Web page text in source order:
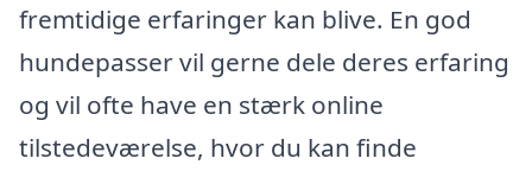
fremtidige erfaringer kan blive. En god
hundepasser vil gerne dele deres erfaring
og vil ofte have en stærk online
tilstedeværelse, hvor du kan finde